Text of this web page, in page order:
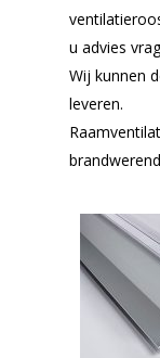
u advies
Wij kunnen
leveren.